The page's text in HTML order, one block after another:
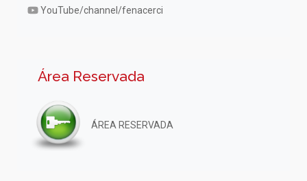
YouTube/channel/fenacerci
Área Reservada
ÁREA RESERVADA